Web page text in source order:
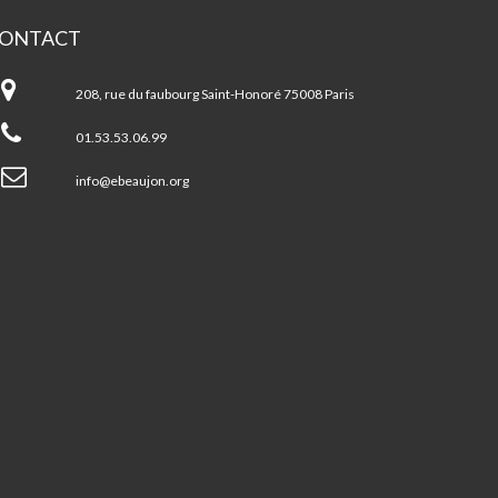
208, rue du faubourg Saint-Honoré 75008 Paris
01.53.53.06.99
info@ebeaujon.org